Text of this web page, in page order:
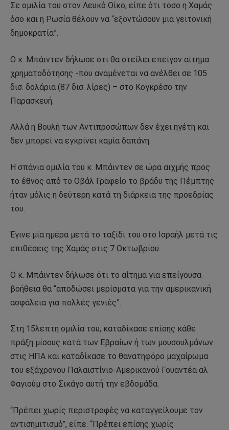
Σε ομιλία του στον Λευκό Οίκο, είπε ότι τόσο η Χαμάς
όσο και η Ρωσία θέλουν να “εξοντώσουν μια γειτονική
δημοκρατία”.
Ο κ. Μπάιντεν δήλωσε ότι θα στείλει επείγον αίτημα
χρηματοδότησης -που αναμένεται να ανέλθει σε 105
δισ. δολάρια (87 δισ. λίρες) – στο Κογκρέσο την
Παρασκευή.
Αλλά η Βουλή των Αντιπροσώπων δεν έχει ηγέτη και
δεν μπορεί να εγκρίνει καμία δαπάνη.
Η σπάνια ομιλία του κ. Μπάιντεν σε ώρα αιχμής προς
το έθνος από το Οβάλ Γραφείο το βράδυ της Πέμπτης
ήταν μόλις η δεύτερη κατά τη διάρκεια της προεδρίας
του.
Έγινε μία ημέρα μετά το ταξίδι του στο Ισραήλ μετά τις
επιθέσεις της Χαμάς στις 7 Οκτωβρίου.
Ο κ. Μπάιντεν δήλωσε ότι το αίτημα για επείγουσα
βοήθεια θα “αποδώσει μερίσματα για την αμερικανική
ασφάλεια για πολλές γενιές”.
Στη 15λεπτη ομιλία του, καταδίκασε επίσης κάθε
πράξη μίσους κατά των Εβραίων ή των μουσουλμάνων
στις ΗΠΑ και καταδίκασε το θανατηφόρο μαχαίρωμα
του εξάχρονου Παλαιστίνιο-Αμερικανού Γουαντέα αλ
Φαγιούμ στο Σικάγο αυτή την εβδομάδα.
“Πρέπει χωρίς περιστροφές να καταγγείλουμε τον
αντισημιτισμό”, είπε. “Πρέπει επίσης χωρίς